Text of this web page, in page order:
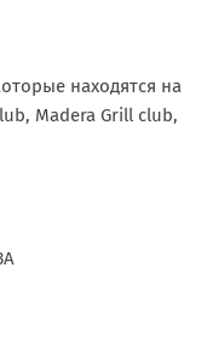
находятся на
Madera Grill club,